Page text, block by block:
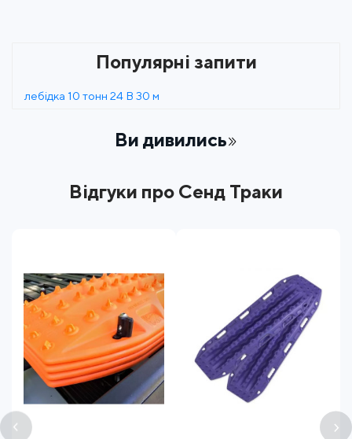
Популярні запити
лебідка 10 тонн 24 В 30 м
Ви дивились
Відгуки про Сенд Траки